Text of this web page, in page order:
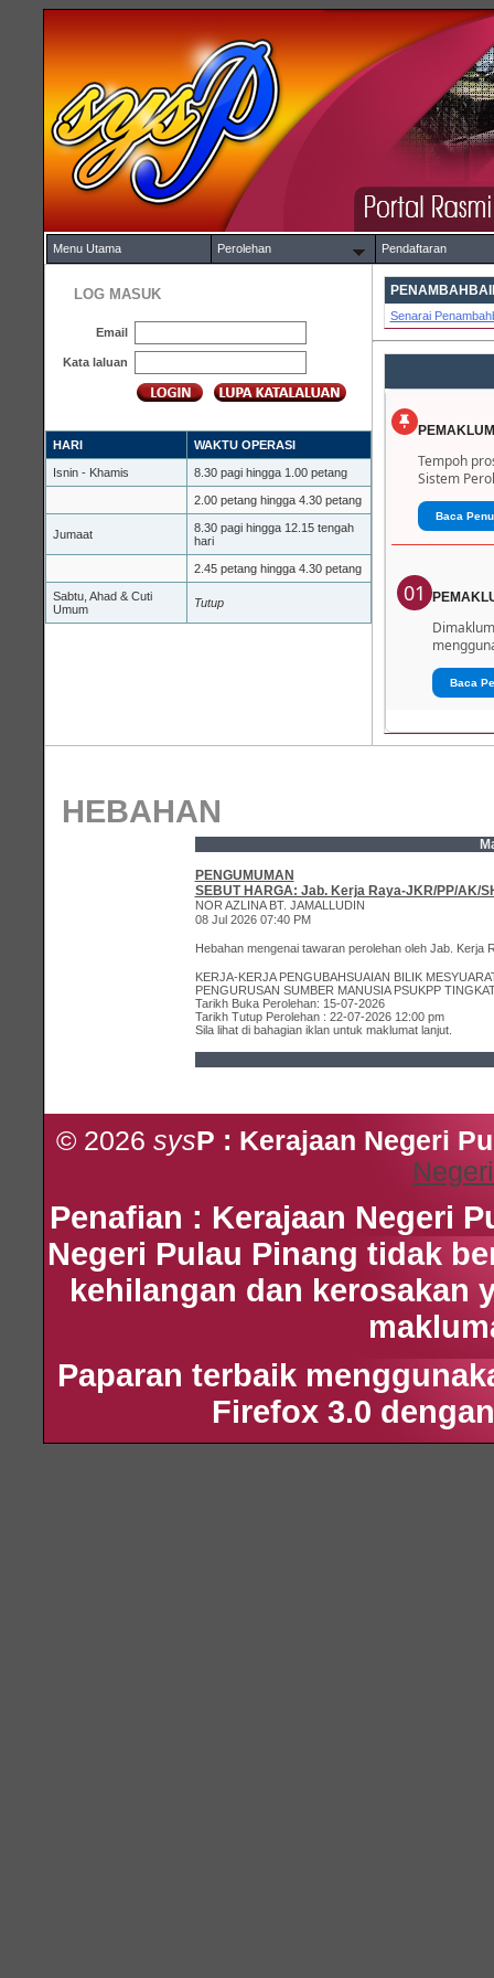
Menu Utama Perolehan Pendaftaran
LOG MASUK
Email
Kata laluan
HARI WAKTU OPERASI
Isnin - Khamis 8.30 pagi hingga 1.00 petang
2.00 petang hingga 4.30 petang
Jumaat
8.30 pagi hingga 12.15 tengah
hari
2.45 petang hingga 4.30 petang
Sabtu, Ahad & Cuti
Umum
Tutup
Senarai
Tempoh
Sistem
Baca
01
Baca
HEBAHAN
PENGUMUMAN
SEBUT HARGA: Jab. Kerja Raya-JKR/PP/AK/
NOR AZLINA BT. JAMALLUDIN
08 Jul 2026 07:40 PM
Hebahan mengenai tawaran perolehan oleh Jab. Kerja
KERJA-KERJA PENGUBAHSUAIAN BILIK
PENGURUSAN SUMBER MANUSIA PSUKPP
Tarikh Buka Perolehan: 15-07-2026
Tarikh Tutup Perolehan : 22-07-2026 12:00 pm
Sila lihat di bahagian iklan untuk maklumat lanjut.
© 2026 sysP : Kerajaan Negeri
Penafian : Kerajaan Negeri
Negeri Pulau Pinang tidak
kehilangan dan kerosakan
Paparan terbaik
Firefox 3.0